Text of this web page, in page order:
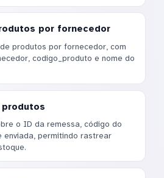
por fornecedor
produtos por fornecedor, com
codigo_produto e nome do
produtos
o ID da remessa, código do
enviada, permitindo rastrear